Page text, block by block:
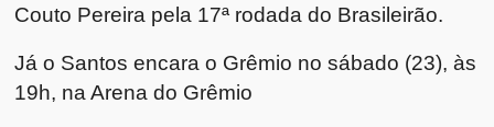
Couto Pereira pela 17ª rodada do Brasileirão.
Já o Santos encara o Grêmio no sábado (23), às
19h, na Arena do Grêmio